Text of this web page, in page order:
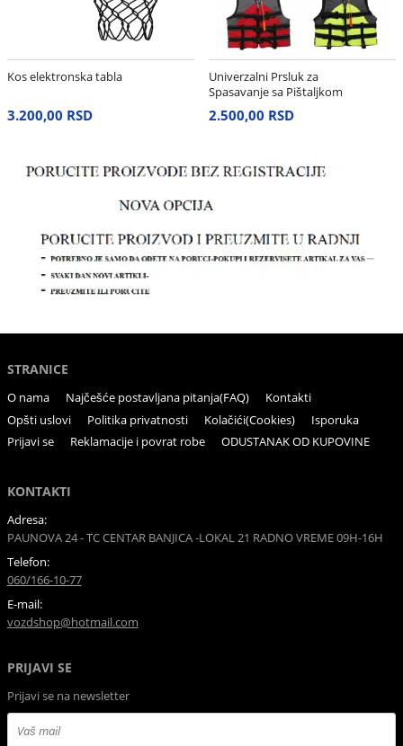
Kos elektronska tabla
3.200,00 RSD
Univerzalni Prsluk za
Spasavanje sa Pištaljkom
– Neon Žuti
2.500,00 RSD
STRANICE
O nama Najčešće postavljana pitanja(FAQ)
Kontakti
Opšti uslovi
Politika privatnosti Kolačići(Cookies)
Isporuka
Prijavi se
Reklamacije i povrat robe ODUSTANAK OD KUPOVINE
KONTAKTI
Adresa:
PAUNOVA 24 - TC CENTAR BANJICA -LOKAL 21 RADNO VREME 09H-16H
Telefon:
060/166-10-77
E-mail:
vozdshop@hotmail.com
PRIJAVI SE
Prijavi se na newsletter